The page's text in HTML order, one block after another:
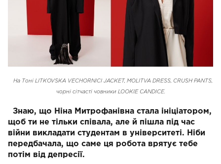
На Тоні LITKOVSKA VECHORNICI JACKET, MOLITVA DRESS, CRUSH PANTS,
чорні сітчасті човники LOOKIE CANDICE.
Знаю, що Ніна Митрофанівна стала ініціатором,
щоб ти не тільки співала, але й пішла під час
війни викладати студентам в університеті. Ніби
передбачала, що саме ця робота врятує тебе
потім від депресії.